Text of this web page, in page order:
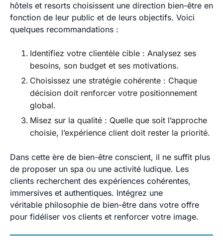
hôtels et resorts choisissent une direction bien-être en
fonction de leur public et de leurs objectifs. Voici
quelques recommandations :
Identifiez votre clientèle cible : Analysez ses
besoins, son budget et ses motivations.
Choisissez une stratégie cohérente : Chaque
décision doit renforcer votre positionnement
global.
Misez sur la qualité : Quelle que soit l’approche
choisie, l’expérience client doit rester la priorité.
Dans cette ère de bien-être conscient, il ne suffit plus
de proposer un spa ou une activité ludique. Les
clients recherchent des expériences cohérentes,
immersives et authentiques. Intégrez une
véritable philosophie de bien-être dans votre offre
pour fidéliser vos clients et renforcer votre image.